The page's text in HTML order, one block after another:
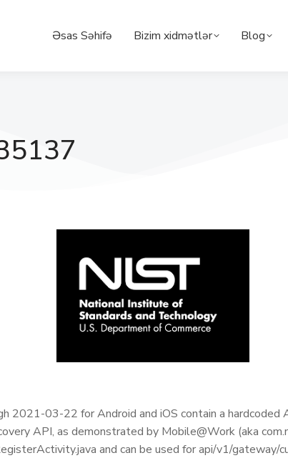
Əsas Səhifə Bizim xidmətlər Blog
2021-03-22 for Android and iOS contain a hardcoded
API, as demonstrated by Mobile@Work (aka
and can be used for api/v1/gateway/